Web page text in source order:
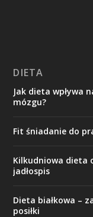
DIETA
Jak dieta wpływa
mózgu?
Fit śniadanie do
Kilkudniowa dieta
jadłospis
Dieta białkowa –
posiłki